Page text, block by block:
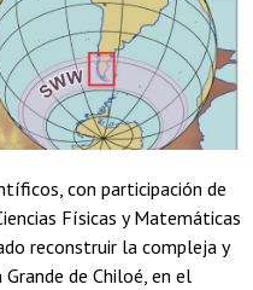
con participación de
Físicas y Matemáticas
reconstruir la compleja y
de Chiloé, en el